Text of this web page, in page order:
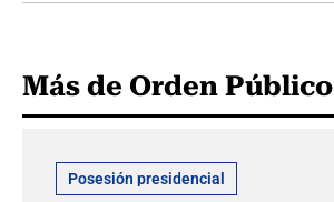
Más de Orden Público
Posesión presidencial